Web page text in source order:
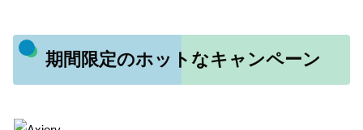
期間限定のホットなキャンペーン